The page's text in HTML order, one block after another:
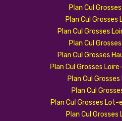
Plan Cul
Plan Cul Grosses
Plan Cul Grosses
Plan Cul
Plan Cul Grosses
Plan Cul Grosses
Plan Cul
Plan Cul
Plan Cul Grosses
Plan Cul Grosses